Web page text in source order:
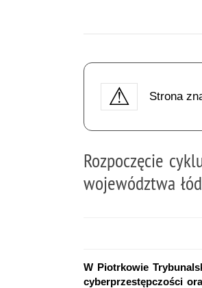
Strona
Rozpoczęcie
województwa
W Piotrkowie
cyberprzestępczości